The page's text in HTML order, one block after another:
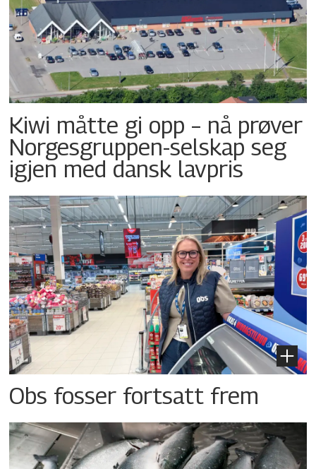
Kiwi måtte gi opp – nå prøver
Norgesgruppen-selskap seg
igjen med dansk lavpris
Obs fosser fortsatt frem